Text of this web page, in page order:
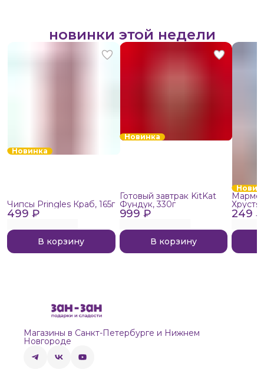
новинки этой недели
Новинка
499 ₽
Чипсы Pringles Краб, 165г
В корзину
Новинка
999 ₽
Готовый завтрак KitKat
Фундук, 330г
В корзину
249 ₽
Магазины в Санкт-Петербурге и Нижнем
Новгороде